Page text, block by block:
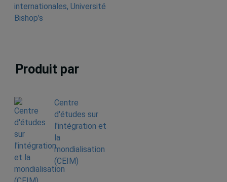
internationales, Université
Bishop’s
Produit par
Centre
d'études sur
l'intégration et
la
mondialisation
(CEIM)